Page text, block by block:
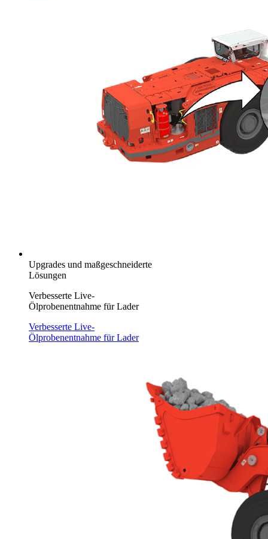
Upgrades und maßgeschneiderte
Lösungen
Verbesserte Live-
Ölprobenentnahme für Lader
Verbesserte Live-
Ölprobenentnahme für Lader